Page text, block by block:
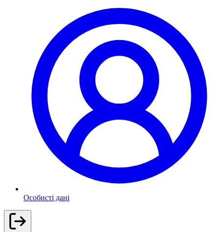
Особисті дані